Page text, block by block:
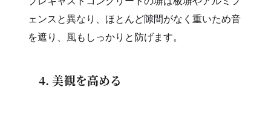
ェンスと異なり、ほとんど隙間がなく重いため音
を遮り、風もしっかりと防げます。
4. 美観を高める